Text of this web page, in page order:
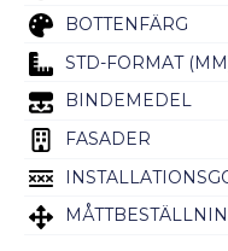
BOTTENFÄRG
STD-FORMAT
BINDEMEDEL
FASADER